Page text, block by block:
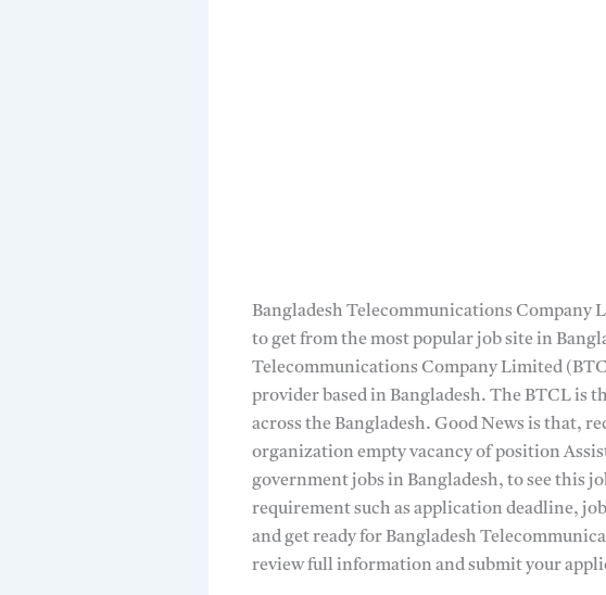
Bangladesh Telecommunications Company
to get from the most popular job site in
Telecommunications Company Limited
provider based in Bangladesh. The BTCL is
across the Bangladesh. Good News is that,
organization empty vacancy of position
government jobs in Bangladesh, to see this
requirement such as application deadline,
and get ready for Bangladesh
review full information and submit your